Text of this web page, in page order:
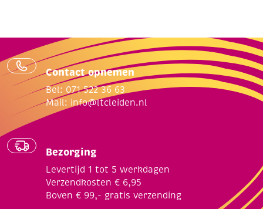
Contact opnemen
Bel: 071 522 36 63
Mail: info@ltcleiden.nl
Bezorging
Levertijd 1 tot 5 werkdagen
Verzendkosten € 6,95
Boven € 99,- gratis verzending